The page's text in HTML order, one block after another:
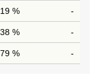
% -
% -
% -